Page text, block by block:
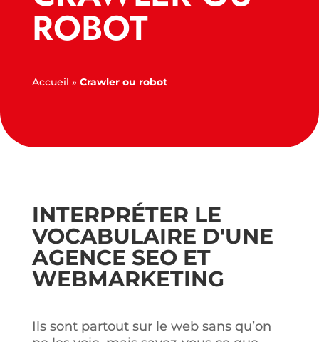
ROBOT
Accueil » Crawler ou robot
INTERPRÉTER LE
VOCABULAIRE D'UNE
AGENCE SEO ET
WEBMARKETING
Ils sont partout sur le web sans qu’on